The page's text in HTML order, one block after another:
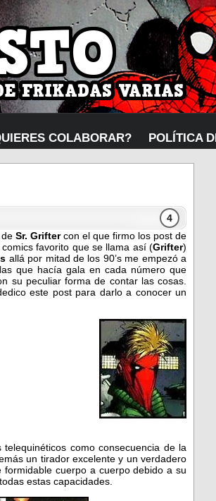
COLABORAR? POLÍTICA
4
Sr. Griftercon el que firmo los post de
favorito que se llama así (Grifter)
allá por mitad de los 90’s me empezó a
que hacía gala en cada número que
su peculiar forma de contar las cosas.
este post para darlo a conocer un
como consecuencia de la
un tirador excelente y un verdadero
cuerpo a cuerpo debido a su
estas capacidades.